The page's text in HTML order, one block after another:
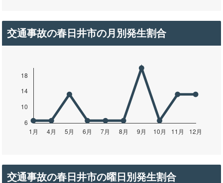
交通事故の春日井市の月別発生割合
交通事故の春日井市の曜日別発生割合